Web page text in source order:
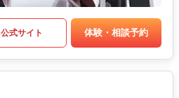
公式サイト 体験・相談予約